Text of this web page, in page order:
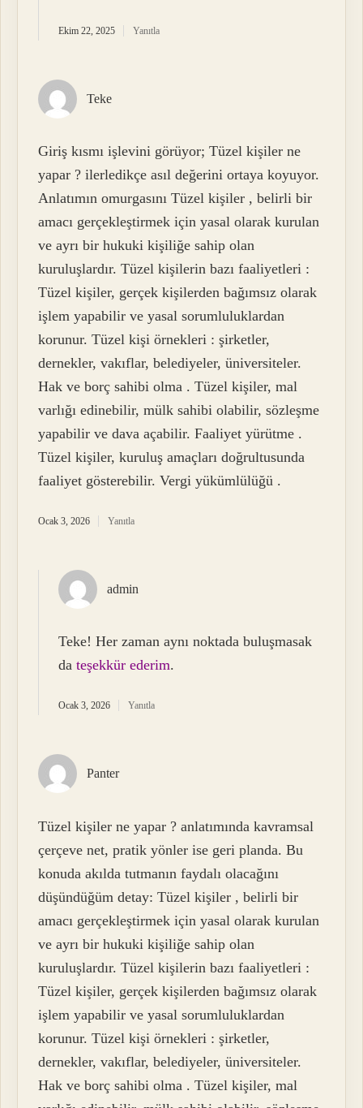
Ekim 22, 2025 Yanıtla
Teke
Giriş kısmı işlevini görüyor; Tüzel kişiler ne
yapar ? ilerledikçe asıl değerini ortaya koyuyor.
Anlatımın omurgasını Tüzel kişiler , belirli bir
amacı gerçekleştirmek için yasal olarak kurulan
ve ayrı bir hukuki kişiliğe sahip olan
kuruluşlardır. Tüzel kişilerin bazı faaliyetleri :
Tüzel kişiler, gerçek kişilerden bağımsız olarak
işlem yapabilir ve yasal sorumluluklardan
korunur. Tüzel kişi örnekleri : şirketler,
dernekler, vakıflar, belediyeler, üniversiteler.
Hak ve borç sahibi olma . Tüzel kişiler, mal
varlığı edinebilir, mülk sahibi olabilir, sözleşme
yapabilir ve dava açabilir. Faaliyet yürütme .
Tüzel kişiler, kuruluş amaçları doğrultusunda
faaliyet gösterebilir. Vergi yükümlülüğü .
Ocak 3, 2026 Yanıtla
admin
Teke! Her zaman aynı noktada buluşmasak
dateşekkür ederim.
Ocak 3, 2026 Yanıtla
Panter
Tüzel kişiler ne yapar ? anlatımında kavramsal
çerçeve net, pratik yönler ise geri planda. Bu
konuda akılda tutmanın faydalı olacağını
düşündüğüm detay: Tüzel kişiler , belirli bir
amacı gerçekleştirmek için yasal olarak kurulan
ve ayrı bir hukuki kişiliğe sahip olan
kuruluşlardır. Tüzel kişilerin bazı faaliyetleri :
Tüzel kişiler, gerçek kişilerden bağımsız olarak
işlem yapabilir ve yasal sorumluluklardan
korunur. Tüzel kişi örnekleri : şirketler,
dernekler, vakıflar, belediyeler, üniversiteler.
Hak ve borç sahibi olma . Tüzel kişiler, mal